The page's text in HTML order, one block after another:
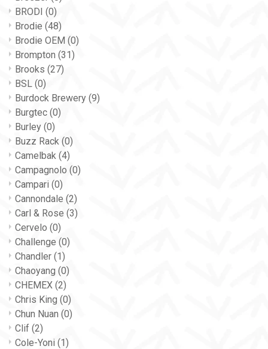
BRODI (0)
Brodie (48)
Brodie OEM (0)
Brompton (31)
Brooks (27)
BSL (0)
Burdock Brewery (9)
Burgtec (0)
Burley (0)
Buzz Rack (0)
Camelbak (4)
Campagnolo (0)
Campari (0)
Cannondale (2)
Carl & Rose (3)
Cervelo (0)
Challenge (0)
Chandler (1)
Chaoyang (0)
CHEMEX (2)
Chris King (0)
Chun Nuan (0)
Clif (2)
Cole-Yoni (1)